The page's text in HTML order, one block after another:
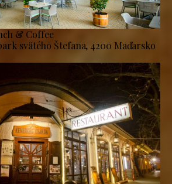
& Coffee
svätého Štefana, 4200 Maďarsko